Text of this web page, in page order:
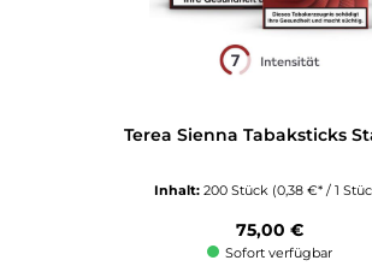
Terea Sienna Tabaksticks
Inhalt: 200 Stück (0,38 €* / 1
Regulärer Preis:
75,00 €
Sofort verfügbar